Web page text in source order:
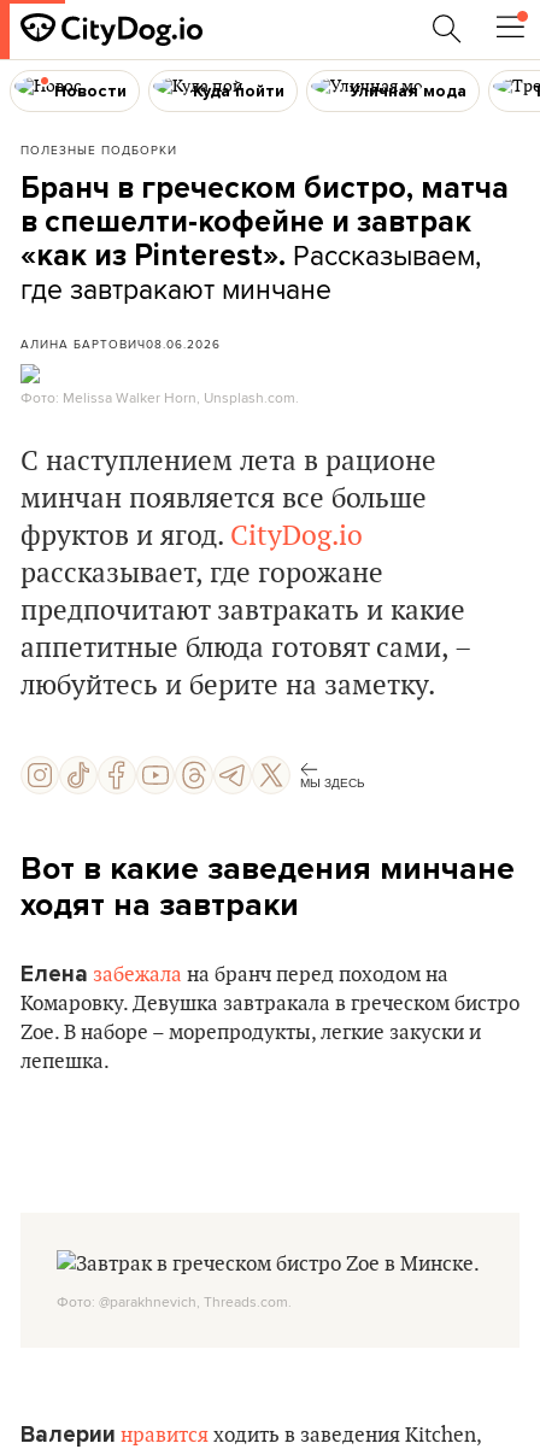
Новости Куда пойти Уличная мода
ПОЛЕЗНЫЕ ПОДБОРКИ
Бранч в греческом бистро, матча
в спешелти-кофейне и завтрак
«как из Pinterest». Рассказываем,
где завтракают минчане
АЛИНА БАРТОВИЧ08.06.2026
Фото: Melissa Walker Horn, Unsplash.com.
С наступлением лета в рационе
минчан появляется все больше
фруктов и ягод. CityDog.io
рассказывает, где горожане
предпочитают завтракать и какие
аппетитные блюда готовят сами, –
любуйтесь и берите на заметку.
МЫ ЗДЕСЬ
Вот в какие заведения минчане
ходят на завтраки
Елена забежала на бранч перед походом на
Комаровку. Девушка завтракала в греческом бистро
Zoe. В наборе – морепродукты, легкие закуски и
лепешка.
Фото: @parakhnevich, Threads.com.
Валерии нравится ходить в заведения Kitchen,